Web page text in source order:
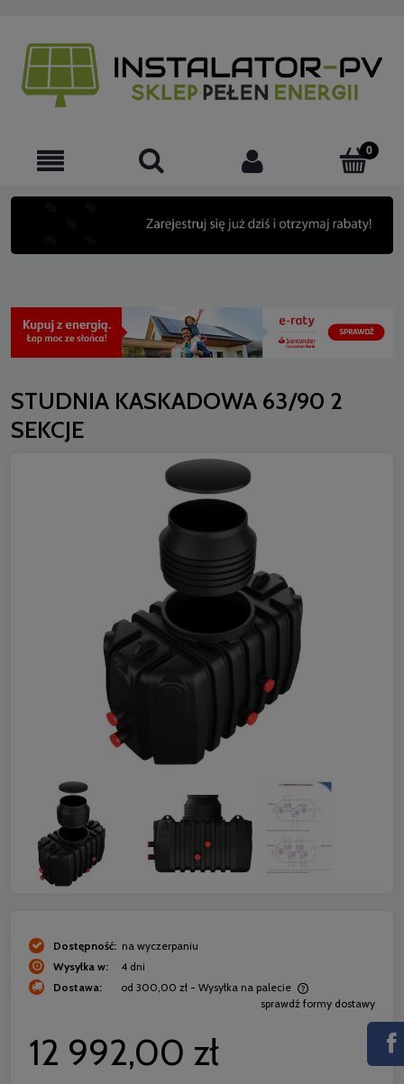
STUDNIA KASKADOWA 63/90 2
SEKCJE
Dostępność: na wyczerpaniu
Wysyłka w:
4 dni
Dostawa:
od 300,00 zł - Wysyłka na palecie
Cena nie zawiera ewentualnych kosztów płatnościsprawdź formy dostawy
12 992,00 zł